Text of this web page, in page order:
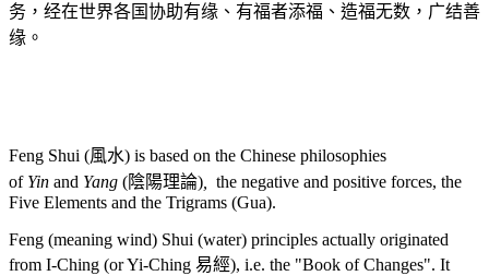
务，经在世界各国协助有缘、有福者添福、造福无数，广结善
缘。
Feng Shui (風水) is based on the Chinese philosophies
of Yin and Yang (陰陽理論)
the negative and positive forces, the
Five Elements and the Trigrams (Gua).
Feng (meaning wind) Shui (water) principles actually originated
from I-Ching (or Yi-Ching 易經), i.e. the "Book of Changes". It